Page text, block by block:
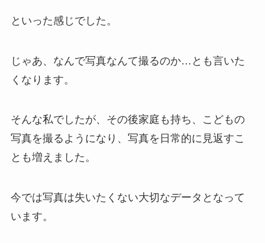
といった感じでした。
じゃあ、なんで写真なんて撮るのか…とも言いた
くなります。
そんな私でしたが、その後家庭も持ち、こどもの
写真を撮るようになり、写真を日常的に見返すこ
とも増えました。
今では写真は失いたくない大切なデータとなって
います。